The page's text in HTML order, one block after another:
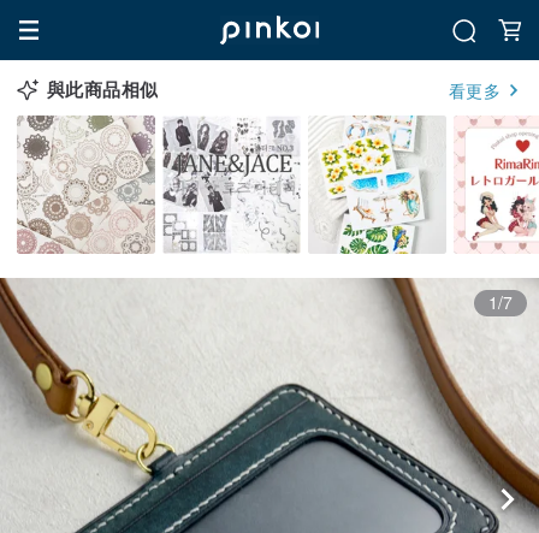
與此商品相似 看更多
1/7